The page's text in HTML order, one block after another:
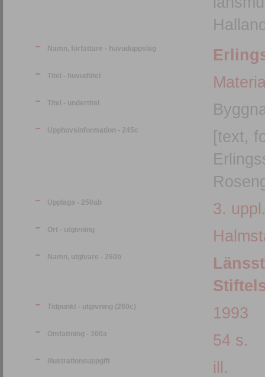
Namn, författare - huvuduppslag
Titel - huvudtitel
Titel - undertitel
Upphovsinformation - 245c
[text,
Upplaga - 250ab 3.
Ort - utgivning
Namn, utgivare - 260b
Tidpunkt - utgivning (260c) 1993
Omfattning - 300a 54 s.
Illustrationsuppgift ill.